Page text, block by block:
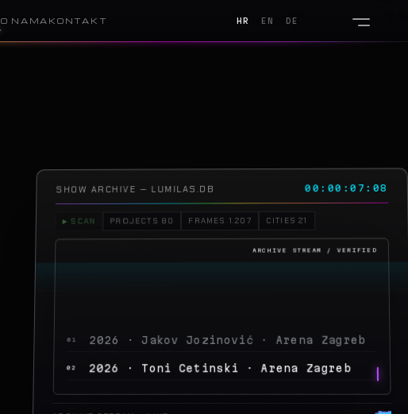
HR EN DE
O NAMA KONTAKT
SHOW ARCHIVE — LUMILAS.DB 00:00:11:07
▶ SCAN PROJECTS 80 FRAMES 1.207 CITIES 21
03 2026 · Sergej Ćetković · Arena Zagreb
04 2026 · Peđa Jovanović · Arena Zagreb